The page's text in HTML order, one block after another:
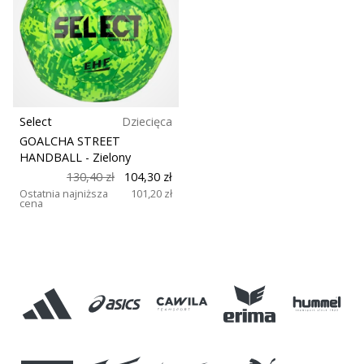
nowe
buty
do
piłki
ręcznej
Accelerate
NITRO
SQD
Odkryj
innowacje
czy
warto…
Select
Dziecięca
GOALCHA STREET
HANDBALL - Zielony
130,40 zł
104,30 zł
Ostatnia najniższa
cena
101,20 zł